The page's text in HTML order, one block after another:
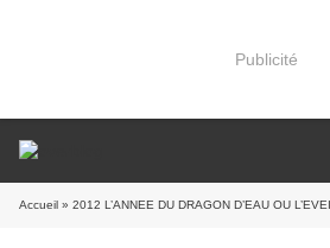
Publicité
Accueil » 2012 L’ANNEE DU DRAGON D’EAU OU